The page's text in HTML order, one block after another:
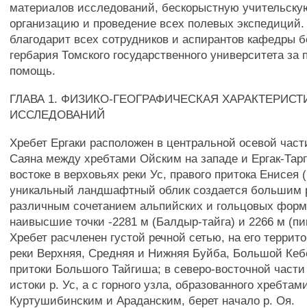
материалов исследований, бескорыстную
организацию и проведение всех полевых экспедиций.
благодарит всех сотрудников и аспирантов кафедры
гербария Томского государственного университета за
помощь.
ГЛАВА 1. ФИЗИКО-ГЕОГРАФИЧЕСКАЯ
ИССЛЕДОВАНИЙ
Хребет Ергаки расположен в центральной осевой
Саяна между хребтами Ойским на западе и Ергак-
востоке в верховьях реки Ус, правого притока Енисея
уникальный ландшафтный облик создается большим
различным сочетанием альпийских и гольцовых
наивысшие точки -2281 м (Балдыр-тайга) и 2266 м
Хребет расчленен густой речной сетью, на его
реки Верхняя, Средняя и Нижняя Буйба, Большой
притоки Большого Тайгиша; в северо-восточной
истоки р. Ус, а с горного узла, образованного
Куртушибинским и Араданским, берет начало р. Оя.